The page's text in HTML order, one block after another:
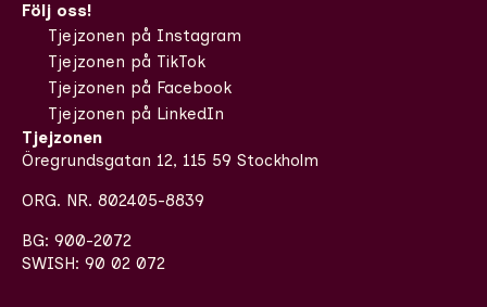
Följ oss!
Tjejzonen på Instagram
Tjejzonen på TikTok
Tjejzonen på Facebook
Tjejzonen på LinkedIn
Tjejzonen
Öregrundsgatan 12, 115 59 Stockholm
ORG. NR. 802405-8839
BG: 900-2072
SWISH: 90 02 072